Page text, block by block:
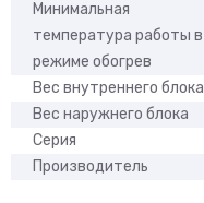
Минимальная
температура работы в
режиме обогрев
Вес внутреннего блока
Вес наружнего блока
Серия
Производитель